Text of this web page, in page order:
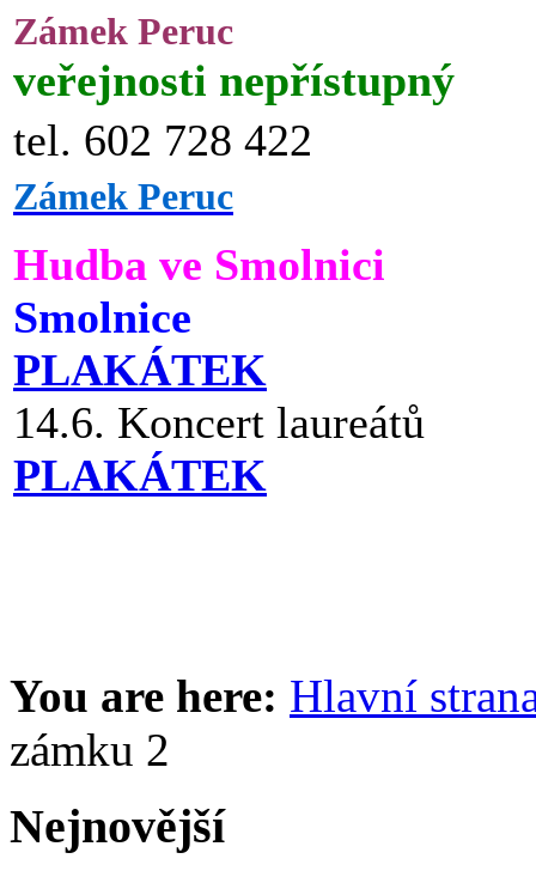
Zámek Peruc
veřejnosti nepřístupný
tel. 602 728 422
Zámek Peruc
Hudba ve Smolnici
Smolnice
PLAKÁTEK
14.6. Koncert laureátů
PLAKÁTEK
You are here: Hlavní
zámku 2
Nejnovější